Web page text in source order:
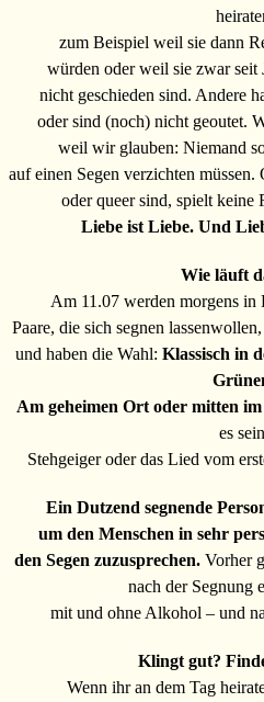
zum Beispiel weil sie dann
würden oder weil sie zwar seit
nicht geschieden sind. Andere
oder sind (noch) nicht geoutet.
weil wir glauben: Niemand
auf einen Segen verzichten müssen.
oder queer sind, spielt keine
Liebe ist Liebe. Und
Wie läuft
Am 11.07 werden morgens in
Paare, die sich segnen
und haben die Wahl: Klassisch in
Am geheimen Ort oder mitten
es
Stehgeiger oder das Lied vom
Ein Dutzend segnende
um den Menschen in sehr
den Segen zuzusprechen.Vorher
nach der Segnung
mit und ohne Alkohol – und
Klingt gut?
Wenn ihr an dem Tag